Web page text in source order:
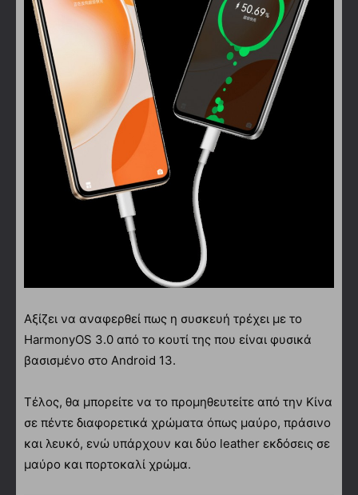
Αξίζει να αναφερθεί πως η συσκευή τρέχει με το
HarmonyOS 3.0 από το κουτί της που είναι φυσικά
βασισμένο στο Android 13.
Τέλος, θα μπορείτε να το προμηθευτείτε από την Κίνα
σε πέντε διαφορετικά χρώματα όπως μαύρο, πράσινο
και λευκό, ενώ υπάρχουν και δύο leather εκδόσεις σε
μαύρο και πορτοκαλί χρώμα.